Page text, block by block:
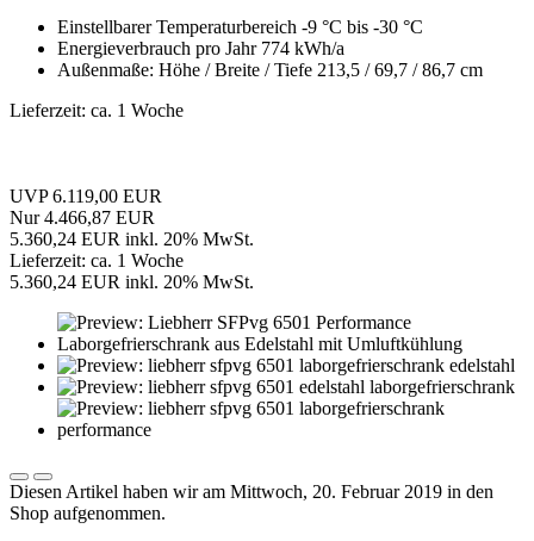
Einstellbarer Temperaturbereich -9 °C bis -30 °C
Energieverbrauch pro Jahr 774 kWh/a
Außenmaße: Höhe / Breite / Tiefe 213,5 / 69,7 / 86,7 cm
Lieferzeit: ca. 1 Woche
UVP 6.119,00 EUR
Nur 4.466,87 EUR
5.360,24 EUR inkl. 20% MwSt.
Lieferzeit: ca. 1 Woche
5.360,24 EUR inkl. 20% MwSt.
Diesen Artikel haben wir am Mittwoch, 20. Februar 2019 in den
Shop aufgenommen.